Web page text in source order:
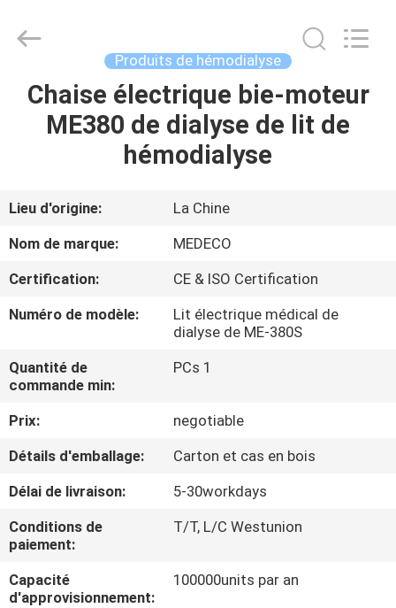
MAISON
AU
SUJET
DE
VISITE
D'USINE
DE
QUALITÉ
CONTACTEZ-
NOUS
Developed
Produits de hémodialyse
Chaise électrique bie-moteur
ME380 de dialyse de lit de
hémodialyse
Lieu d'origine:
La Chine
Nom de marque:
MEDECO
Certification:
CE & ISO Certification
Numéro de modèle:
Lit électrique médical de
dialyse de ME-380S
Quantité de
commande min:
PCs 1
Prix:
negotiable
Détails d'emballage:
Carton et cas en bois
Délai de livraison:
5-30workdays
Conditions de
paiement:
T/T, L/C Westunion
Capacité
d'approvisionnement:
100000units par an